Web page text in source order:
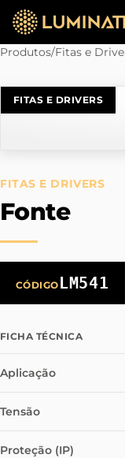
Produtos/Fitas e
FITAS E DRIVERS
FITAS E DRIVERS
Fonte
CÓDIGO LM541
FICHA TÉCNICA
Aplicação
Tensão
Proteção (IP)